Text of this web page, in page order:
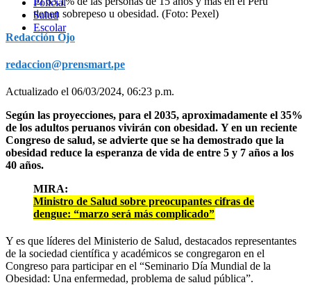
Policial
Salud
Escolar
tienen sobrepeso u obesidad. (Foto: Pexel)
Redacción Ojo
redaccion@prensmart.pe
Actualizado el 06/03/2024, 06:23 p.m.
Según las proyecciones, para el 2035, aproximadamente el 35%
de los adultos peruanos vivirán con obesidad. Y en un reciente
Congreso de salud, se advierte que se ha demostrado que la
obesidad reduce la esperanza de vida de entre 5 y 7 años a los
40 años.
MIRA:
Ministro de Salud sobre preocupantes cifras de
dengue: “marzo será más complicado”
Y es que líderes del Ministerio de Salud, destacados representantes
de la sociedad científica y académicos se congregaron en el
Congreso para participar en el “Seminario Día Mundial de la
Obesidad: Una enfermedad, problema de salud pública”.